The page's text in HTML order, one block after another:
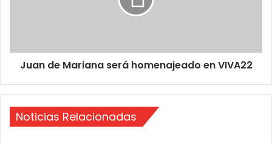
n
r
e
Juan de Mariana será homenajeado en VIVA22
Noticias Relacionadas